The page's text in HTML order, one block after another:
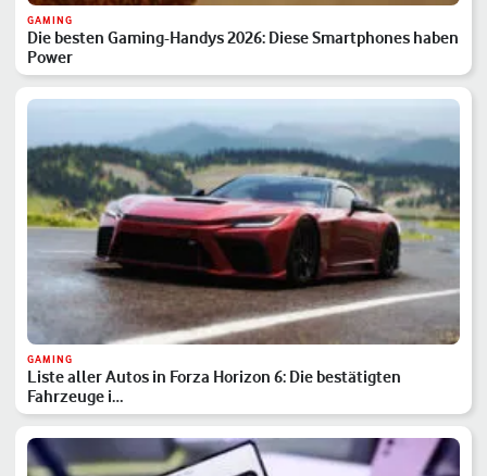
GAMING
Die besten Gaming-Handys 2026: Diese Smartphones haben
Power
GAMING
Liste aller Autos in Forza Horizon 6: Die bestätigten
Fahrzeuge i…